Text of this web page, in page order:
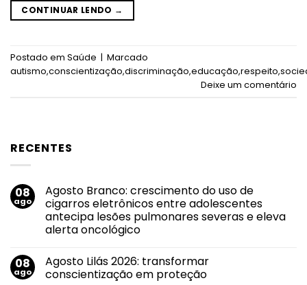
RECENTES
08
ago
Agosto Branco: crescimento do uso de
cigarros eletrônicos entre adolescentes
antecipa lesões pulmonares severas e eleva
alerta oncológico
em
Agosto
Branco:
08
ago
Agosto Lilás 2026: transformar
conscientização em proteção
CONTINUAR LENDO →
Postado em Saúde | Marcado
autismo,conscientização,discriminação,educação,respeito,
Deixe um comentário